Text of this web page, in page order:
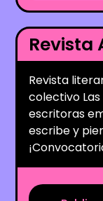
Revista
Revista
colectivo
escritoras
escribe y